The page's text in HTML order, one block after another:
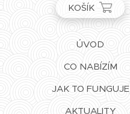
KOŠÍK
ÚVOD
CO NABÍZÍM
JAK TO FUNGUJE
AKTUALITY